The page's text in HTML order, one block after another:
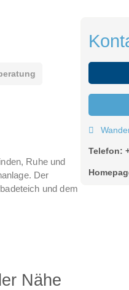
Ruhe und
Der
und dem
Telefon:
Nähe